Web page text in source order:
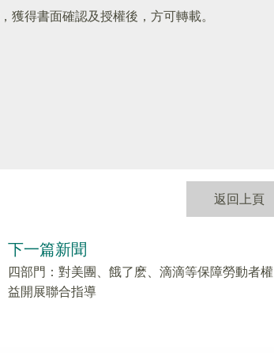
，獲得書面確認及授權後，方可轉載。
返回上頁
下一篇新聞
四部門：對美團、餓了麽、滴滴等保障勞動者權
益開展聯合指導